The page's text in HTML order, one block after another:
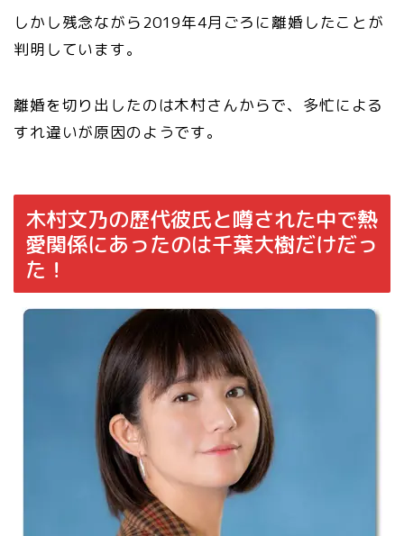
しかし残念ながら2019年4月ごろに離婚したことが
判明しています。
離婚を切り出したのは木村さんからで、多忙による
すれ違いが原因のようです。
木村文乃の歴代彼氏と噂された中で熱
愛関係にあったのは千葉大樹だけだっ
た！